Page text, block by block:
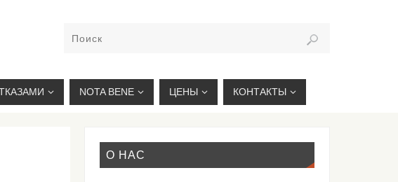
33, VISA@VIKIVISA.RU
NOTA BENE ЦЕНЫ КОНТАКТЫ
О НАС